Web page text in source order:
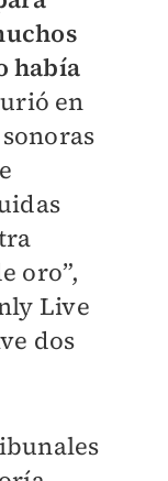
había
en
oro”,
Live
dos